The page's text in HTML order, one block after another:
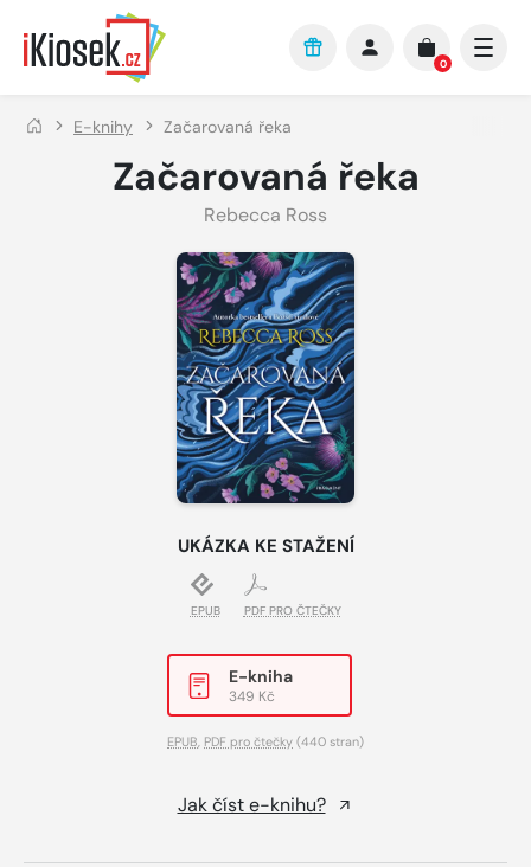
Přejít na hlavní obsah
0
E-knihy Začarovaná řeka
Začarovaná řeka
Rebecca Ross
UKÁZKA KE STAŽENÍ
EPUB PDF PRO ČTEČKY
E-kniha
349 Kč
EPUB, PDF pro čtečky (440 stran)
Jak číst e-knihu?